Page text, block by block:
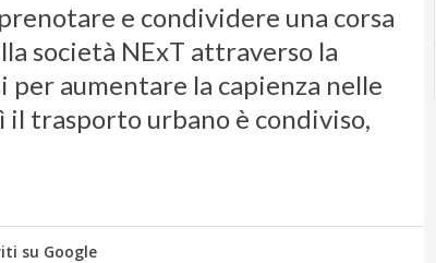
e condividere una corsa
società NExT attraverso la
aumentare la capienza nelle
trasporto urbano è condiviso,
su Google